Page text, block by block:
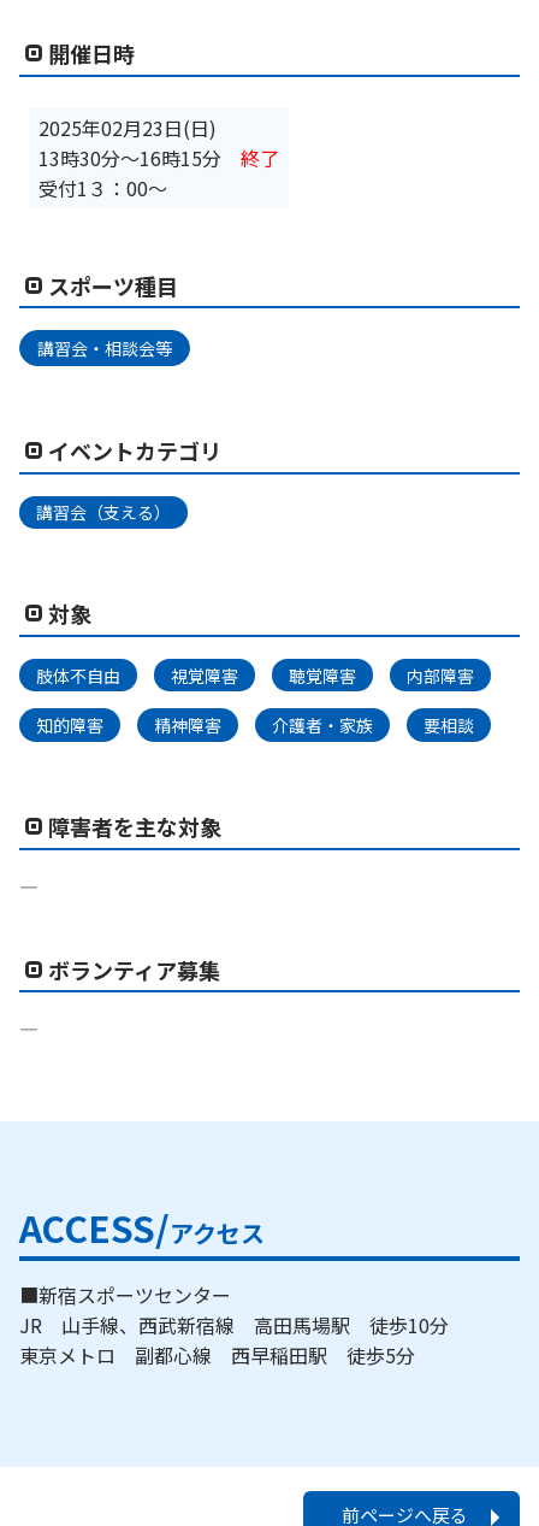
開催日時
2025年02月23日(日)
13時30分〜16時15分
受付1３：00～
終了
スポーツ種目
講習会・相談会等
イベントカテゴリ
講習会（支える）
対象
肢体不自由 視覚障害 聴覚障害 内部障害
知的障害 精神障害 介護者・家族 要相談
障害者を主な対象
―
ボランティア募集
―
ACCESS/アクセス
■新宿スポーツセンター
JR 山手線、西武新宿線 高田馬場駅 徒歩10分
東京メトロ 副都心線 西早稲田駅 徒歩5分
前ページへ戻る